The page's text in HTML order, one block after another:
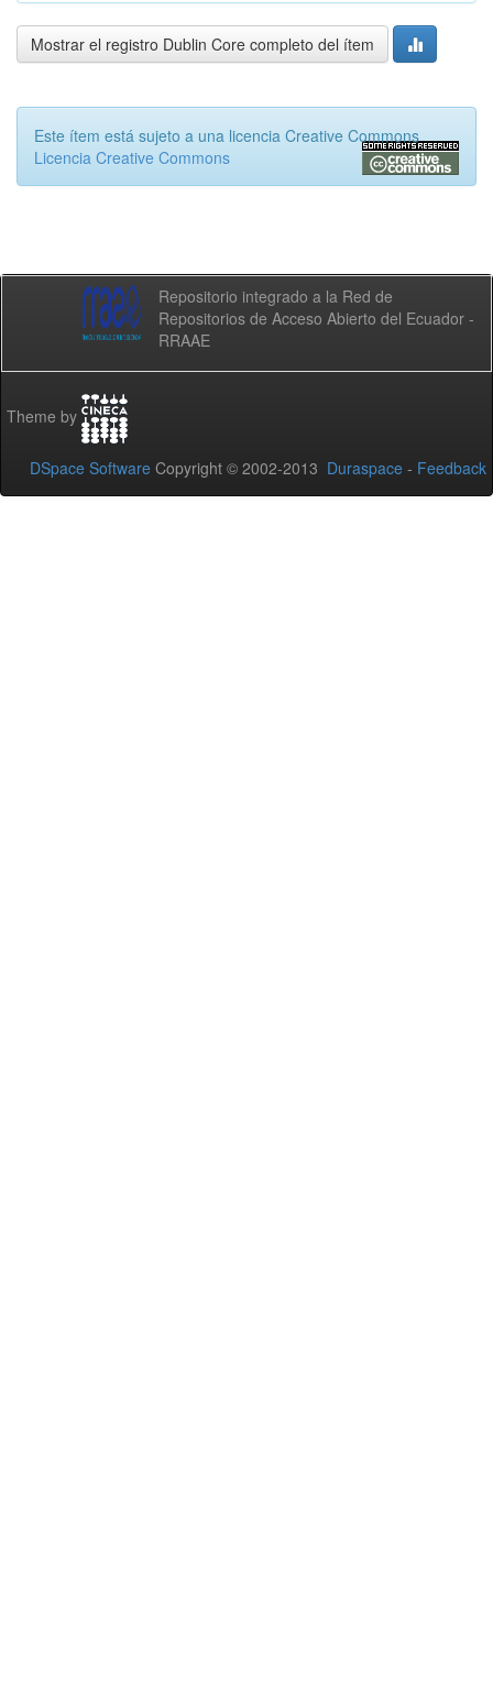
Mostrar el registro Dublin Core completo del ítem
Este ítem está sujeto a una licencia Creative Commons
Licencia Creative Commons
Repositorio integrado a la Red de
Repositorios de Acceso Abierto del Ecuador -
RRAAE
Theme by
DSpace Software Copyright © 2002-2013 Duraspace - Feedback